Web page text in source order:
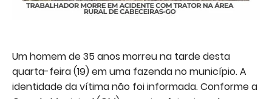
Um homem de 35 anos morreu na tarde desta
quarta-feira (19) em uma fazenda no município. A
identidade da vítima não foi informada. Conforme a